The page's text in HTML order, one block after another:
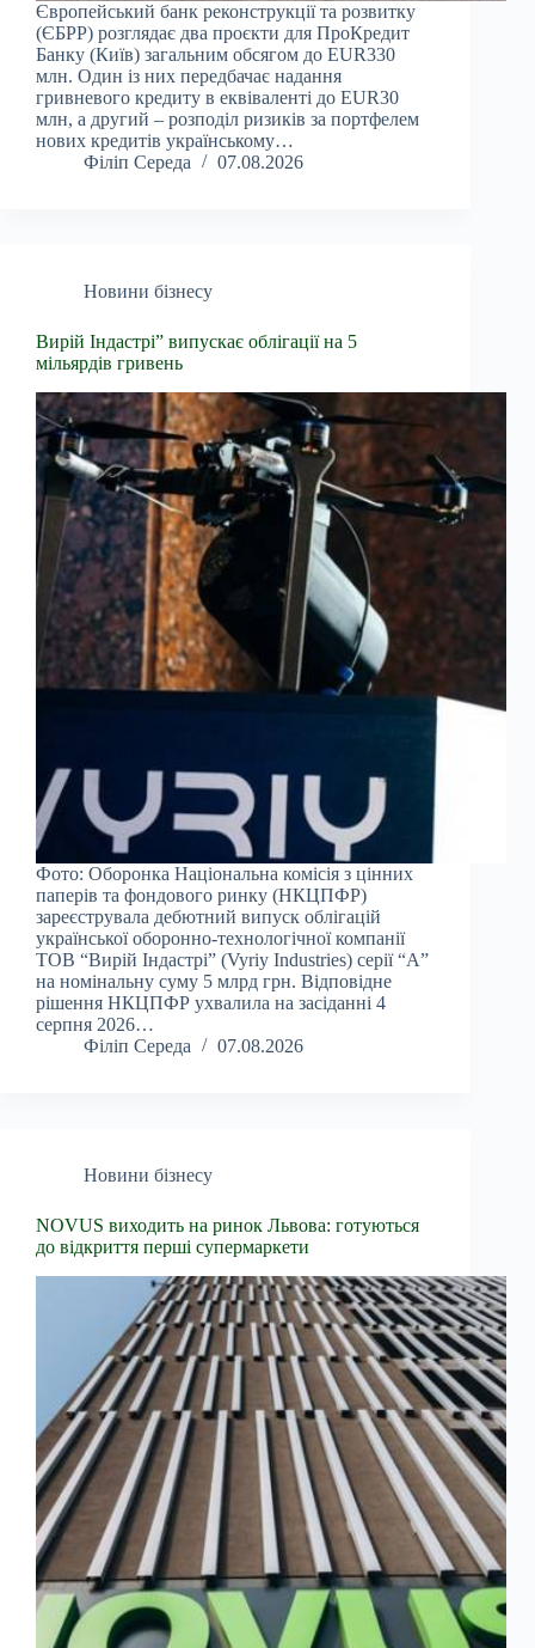
Європейський банк реконструкції та розвитку
(ЄБРР) розглядає два проєкти для ПроКредит
Банку (Київ) загальним обсягом до EUR330
млн. Один із них передбачає надання
гривневого кредиту в еквіваленті до EUR30
млн, а другий – розподіл ризиків за портфелем
нових кредитів українському…
Філіп Середа
07.08.2026
Новини бізнесу
Вирій Індастрі” випускає облігації на 5
мільярдів гривень
Фото: Оборонка Національна комісія з цінних
паперів та фондового ринку (НКЦПФР)
зареєструвала дебютний випуск облігацій
української оборонно-технологічної компанії
ТОВ “Вирій Індастрі” (Vyriy Industries) серії “А”
на номінальну суму 5 млрд грн. Відповідне
рішення НКЦПФР ухвалила на засіданні 4
серпня 2026…
Філіп Середа
07.08.2026
Новини бізнесу
NOVUS виходить на ринок Львова: готуються
до відкриття перші супермаркети